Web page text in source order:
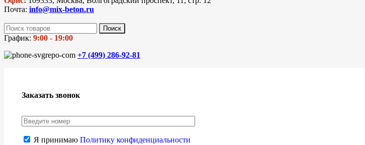
Почта: info@mix-beton.ru
Поиск
График: 9:00 - 19:00
+7 (499) 286-92-81
Заказать звонок
Я принимаю Политику конфиденциальности